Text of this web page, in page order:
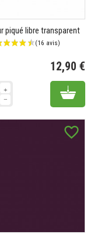
piqué libre transparent
12,90 €
Add
favorite_border